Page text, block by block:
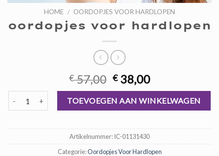
HOME / OORDOPJES VOOR HARDLOPEN
oordopjes voor hardlopen
€57,00 Oorspronkelijke
prijs
was:
€ 57,00.
€38,00Huidige
prijs
is:
€ 38,00.
oordopjes voor hardlopen aantalTOEVOEGEN AAN WINKELWAGEN
Artikelnummer:IC-01131430
Categorie:Oordopjes Voor Hardlopen